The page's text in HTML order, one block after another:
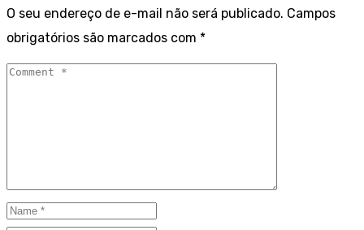
O seu endereço de e-mail não será publicado. Campos
obrigatórios são marcados com *